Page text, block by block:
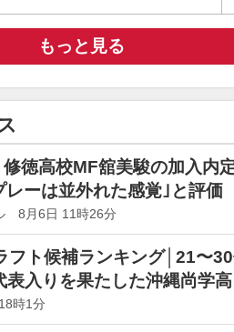
もっと見る
徳高校MF舘美駿の加入内
ーは並外れた感覚｣と評価
8月6日 11時26分
フト候補ランキング│21〜
入りを果たした沖縄尚学
＞
時1分